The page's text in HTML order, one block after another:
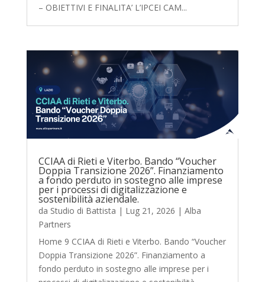
– OBIETTIVI E FINALITA’ L’IPCEI CAM...
CCIAA di Rieti e Viterbo. Bando “Voucher
Doppia Transizione 2026”. Finanziamento
a fondo perduto in sostegno alle imprese
per i processi di digitalizzazione e
sostenibilità aziendale.
da Studio di Battista | Lug 21, 2026 | Alba
Partners
Home 9 CCIAA di Rieti e Viterbo. Bando “Voucher
Doppia Transizione 2026”. Finanziamento a
fondo perduto in sostegno alle imprese per i